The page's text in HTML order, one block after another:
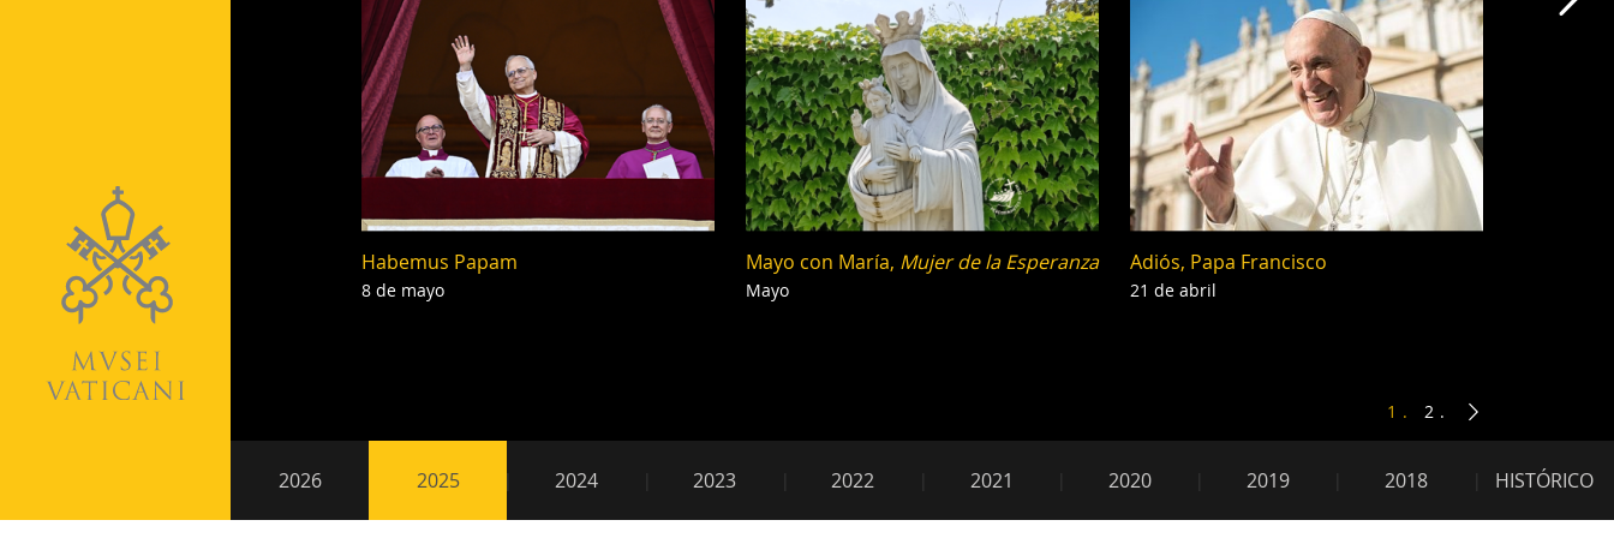
Habemus Papam
8 de mayo
Mayo con María, Mujer de la Esperanza
Mayo
Adiós, Papa Francisco
21 de abril
1 2
secundaria
2026 2025 2024 2023 2022 2021 2020 2019 2018 HISTÓRICO